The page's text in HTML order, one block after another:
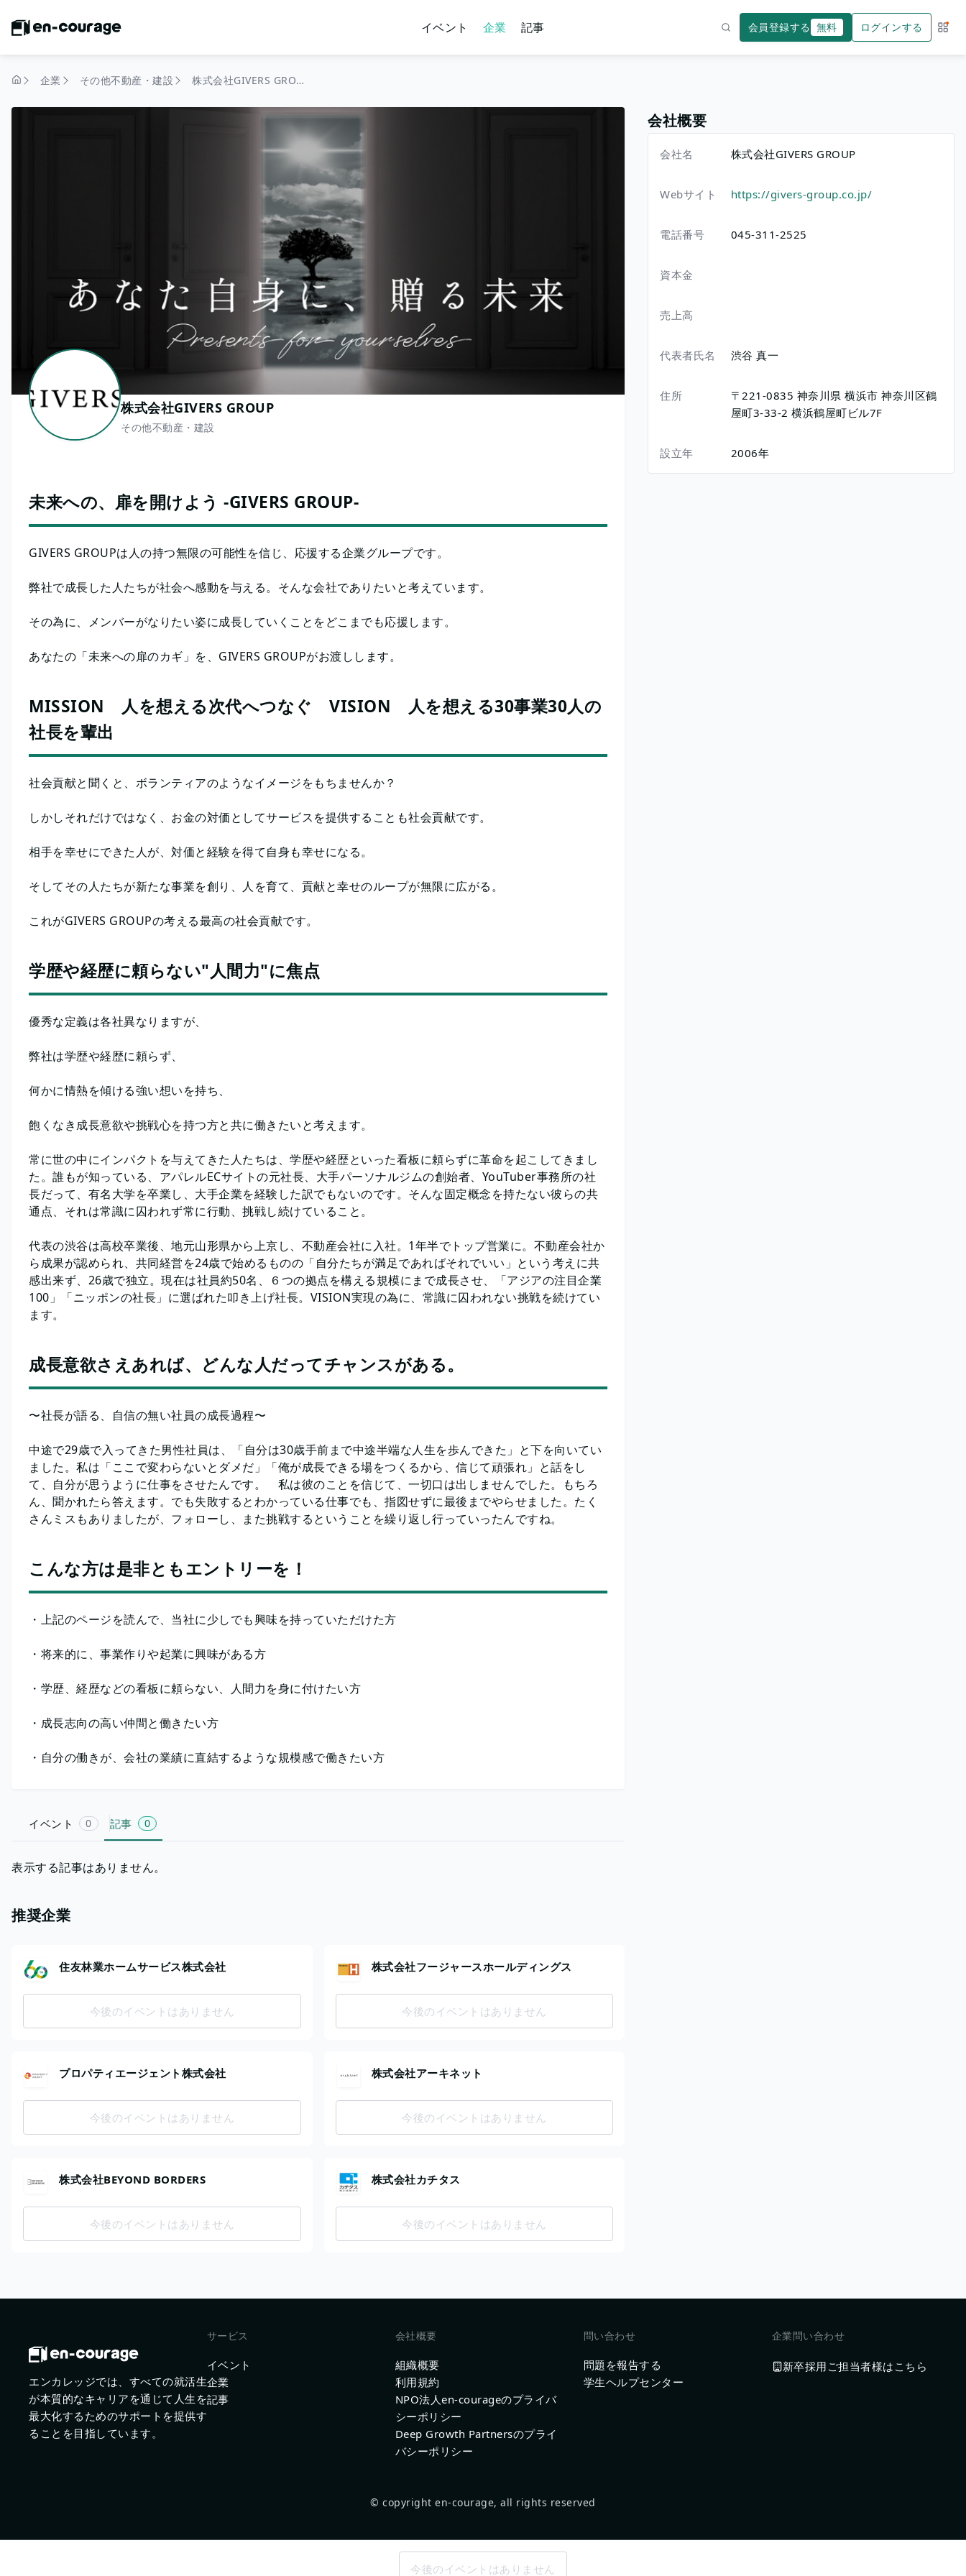
イベント 企業 記事 会員登録する 無料 ログインする サー
企業 その他不動産・建設 株式会社GIVERS GROUP
株式会社GIVERS GROUP
その他不動産・建設
未来への、扉を開けよう -GIVERS GROUP-
GIVERS GROUPは人の持つ無限の可能性を信じ、応援する企業グループです。
弊社で成長した人たちが社会へ感動を与える。そんな会社でありたいと考えています。
その為に、メンバーがなりたい姿に成長していくことをどこまでも応援します。
あなたの「未来への扉のカギ」を、GIVERS GROUPがお渡しします。
MISSION 人を想える次代へつなぐ VISION 人を想える30事業30人の
社長を輩出
社会貢献と聞くと、ボランティアのようなイメージをもちませんか？
しかしそれだけではなく、お金の対価としてサービスを提供することも社会貢献です。
相手を幸せにできた人が、対価と経験を得て自身も幸せになる。
そしてその人たちが新たな事業を創り、人を育て、貢献と幸せのループが無限に広がる。
これがGIVERS GROUPの考える最高の社会貢献です。
学歴や経歴に頼らない"人間力"に焦点
優秀な定義は各社異なりますが、
弊社は学歴や経歴に頼らず、
何かに情熱を傾ける強い想いを持ち、
飽くなき成長意欲や挑戦心を持つ方と共に働きたいと考えます。
常に世の中にインパクトを与えてきた人たちは、学歴や経歴といった看板に頼らずに革命を起こしてきまし
た。誰もが知っている、アパレルECサイトの元社長、大手パーソナルジムの創始者、YouTuber事務所の社
長だって、有名大学を卒業し、大手企業を経験した訳でもないのです。そんな固定概念を持たない彼らの共
通点、それは常識に囚われず常に行動、挑戦し続けていること。
代表の渋谷は高校卒業後、地元山形県から上京し、不動産会社に入社。1年半でトップ営業に。不動産会社か
ら成果が認められ、共同経営を24歳で始めるものの「自分たちが満足であればそれでいい」という考えに共
感出来ず、26歳で独立。現在は社員約50名、６つの拠点を構える規模にまで成長させ、「アジアの注目企業
100」「ニッポンの社長」に選ばれた叩き上げ社長。VISION実現の為に、常識に囚われない挑戦を続けてい
ます。
成長意欲さえあれば、どんな人だってチャンスがある。
〜社長が語る、自信の無い社員の成長過程〜
中途で29歳で入ってきた男性社員は、「自分は30歳手前まで中途半端な人生を歩んできた」と下を向いてい
ました。私は「ここで変わらないとダメだ」「俺が成長できる場をつくるから、信じて頑張れ」と話をし
て、自分が思うように仕事をさせたんです。 私は彼のことを信じて、一切口は出しませんでした。もちろ
ん、聞かれたら答えます。でも失敗するとわかっている仕事でも、指図せずに最後までやらせました。たく
さんミスもありましたが、フォローし、また挑戦するということを繰り返し行っていったんですね。
こんな方は是非ともエントリーを！
・上記のページを読んで、当社に少しでも興味を持っていただけた方
・将来的に、事業作りや起業に興味がある方
・学歴、経歴などの看板に頼らない、人間力を身に付けたい方
・成長志向の高い仲間と働きたい方
・自分の働きが、会社の業績に直結するような規模感で働きたい方
イベント 0 記事 0
表示する記事はありません。
会社概要
会社名 株式会社GIVERS GROUP
Webサイト https://givers-group.co.jp/
電話番号 045-311-2525
資本金
売上高
代表者氏名 渋谷 真一
住所 〒221-0835 神奈川県 横浜市 神奈川区鶴
屋町3-33-2 横浜鶴屋町ビル7F
設立年 2006年
推奨企業
住友林業ホームサービス株式会社
今後のイベントはありません
株式会社フージャースホールディングス
今後のイベントはありません
プロパティエージェント株式会社
今後のイベントはありません
株式会社アーキネット
今後のイベントはありません
株式会社BEYOND BORDERS
今後のイベントはありません
株式会社カチタス
今後のイベントはありません
エンカレッジでは、すべての就活生
が本質的なキャリアを通じて人生を
最大化するためのサポートを提供す
ることを目指しています。
サービス
イベント
企業
記事
会社概要
組織概要
利用規約
NPO法人en-courageのプライバ
シーポリシー
Deep Growth Partnersのプライ
バシーポリシー
問い合わせ
問題を報告する
学生ヘルプセンター
企業問い合わせ
新卒採用ご担当者様はこちら
© copyright en-courage, all rights reserved
今後のイベントはありません